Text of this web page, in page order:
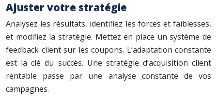
Ajuster votre stratégie
Analysez les résultats, identifiez les forces et faiblesses,
et modifiez la stratégie. Mettez en place un système de
feedback client sur les coupons. L’adaptation constante
est la clé du succès. Une stratégie d’acquisition client
rentable passe par une analyse constante de vos
campagnes.